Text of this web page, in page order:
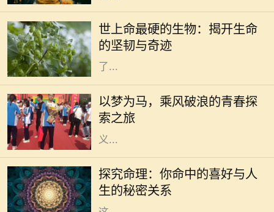
世上命最硬的生物：揭开生命
的坚韧与奇迹
态千差万别，有些生物如繁星般绚丽
多彩，而有些则隐藏在隐秘的角落，
展现出惊人的生存能力。科学家们为
了...
以梦为马，乘风破浪的青春探
索之旅
生活是一场漫长的旅程，每个人都在
自己的旅途中追寻着梦想。无论是平
凡的日常，还是波澜壮阔的冒险，我
们都在用自己的方式诠释着梦想的意
义...
探究命理：你命中的喜好与人
生的秘密关系
在传统的中华文化中，命理学一直是
人们关注的一个重要领域。通过生辰
八字，许多人尝试了解自己的命运，
探索人生的喜好和方向。我们常听到